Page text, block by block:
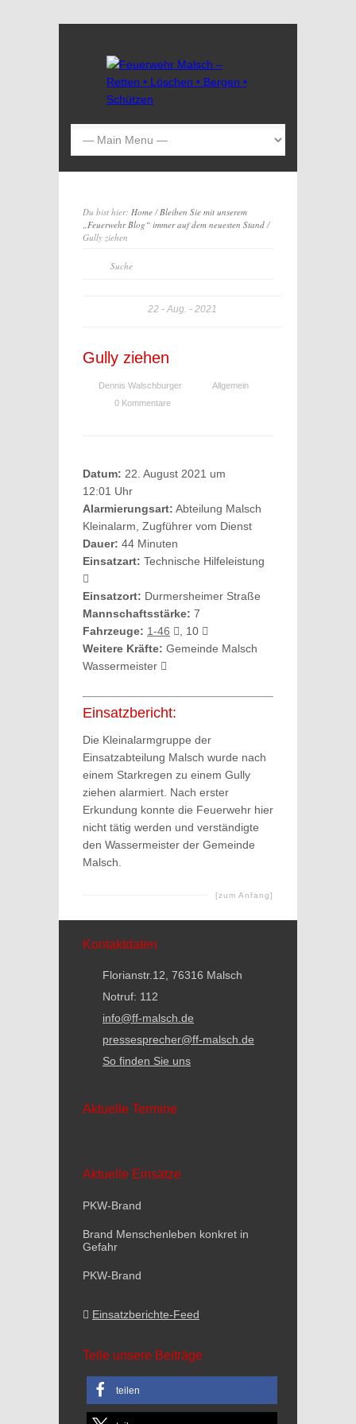
Du bist hier: Home/Bleiben Sie mit unserem
„Feuerwehr Blog“ immer auf dem neuesten Stand/
Gully ziehen
22 Aug. 2021
Gully ziehen
Dennis Walschburger
Allgemein
0 Kommentare
Datum: 22. August 2021 um
12:01 Uhr
Alarmierungsart: Abteilung Malsch
Kleinalarm, Zugführer vom Dienst
Dauer: 44 Minuten
Einsatzart: Technische Hilfeleistung
Einsatzort: Durmersheimer Straße
Mannschaftsstärke: 7
Fahrzeuge: 1-46
, 10
Weitere Kräfte: Gemeinde Malsch
Wassermeister
Einsatzbericht:
Die Kleinalarmgruppe der
Einsatzabteilung Malsch wurde nach
einem Starkregen zu einem Gully
ziehen alarmiert. Nach erster
Erkundung konnte die Feuerwehr hier
nicht tätig werden und verständigte
den Wassermeister der Gemeinde
Malsch.
[zum Anfang]
Kontaktdaten
Florianstr.12, 76316 Malsch
Notruf: 112
info@ff-malsch.de
pressesprecher@ff-malsch.de
So finden Sie uns
Aktuelle Termine
Aktuelle Einsätze
PKW-Brand
Brand Menschenleben konkret in
Gefahr
PKW-Brand
Einsatzberichte-Feed
Teile unsere Beiträge
teilen